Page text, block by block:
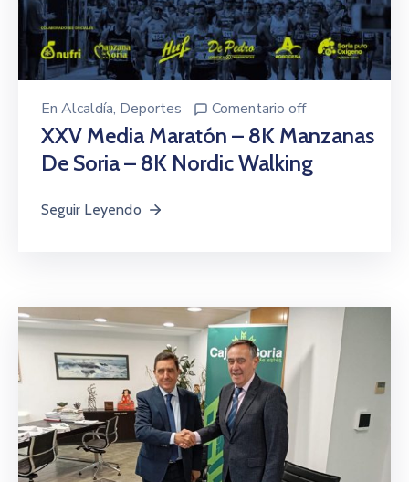
En Alcaldía‚ Deportes Comentario off
XXV Media Maratón – 8K Manzanas
De Soria – 8K Nordic Walking
Seguir Leyendo